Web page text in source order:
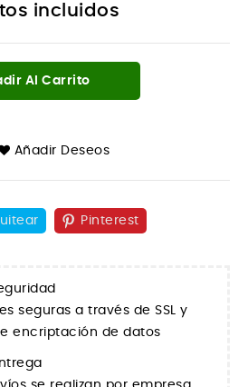
incluidos
Al Carrito
Añadir Deseos
Pinterest
seguras a través de SSL y
encriptación de datos